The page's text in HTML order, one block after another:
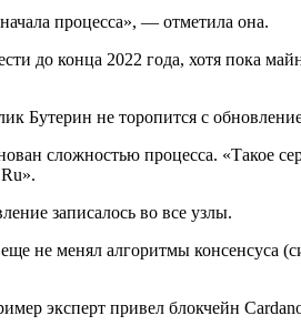
процесса», — отметила она.
до конца 2022 года, хотя пока
Бутерин не торопится с
сложностью процесса. «Такое
записалось во все узлы.
не менял алгоритмы консенсуса
эксперт привел блокчейн